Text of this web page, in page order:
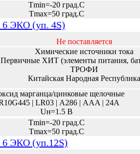
Tmin=-20 град.С
Tmax=50 град.С
ЭКО (уп. 4S)
Не поставляется
Химические источники тока
Первичные ХИТ (элементы питания,
ТРОФИ
Китайская Народная Республика
марганца/цинковые щелочные
| LR03 | А286 | AAA | 24A
Uн=1.5 В
Tmin=-20 град.С
Tmax=50 град.С
ЭКО (уп.12S)